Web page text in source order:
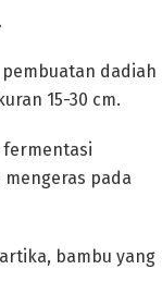
dadiah
15-30 cm.
fermentasi
pada
bambu yang